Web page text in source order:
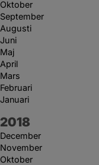
Oktober
September
Augusti
Juni
Maj
April
Mars
Februari
Januari
År:
2018
December
November
Oktober